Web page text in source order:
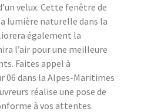
velux. Cette fenêtre de
lumière naturelle dans la
également la
l’air pour une meilleure
Faites appel à
06 dans la Alpes-Maritimes
réalise une pose de
à vos attentes.